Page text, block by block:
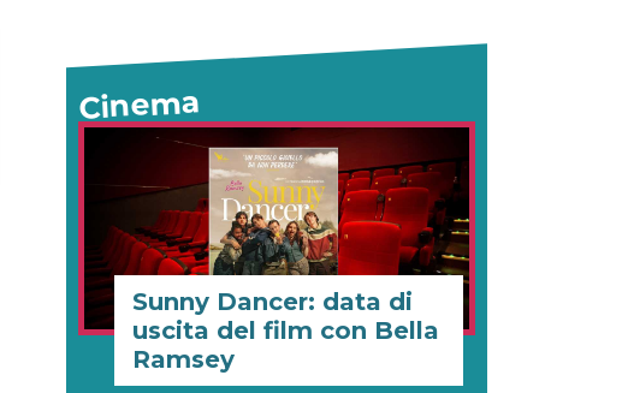
Cinema
Sunny Dancer: data di
uscita del film con Bella
Ramsey